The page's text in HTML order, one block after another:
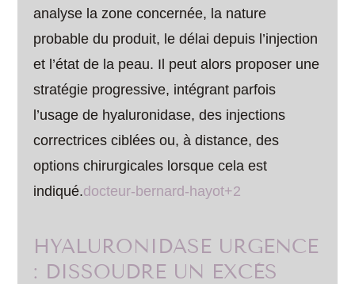
analyse la zone concernée, la nature
probable du produit, le délai depuis l’injection
et l’état de la peau. Il peut alors proposer une
stratégie progressive, intégrant parfois
l’usage de hyaluronidase, des injections
correctrices ciblées ou, à distance, des
options chirurgicales lorsque cela est
indiqué.docteur-bernard-hayot+2
HYALURONIDASE URGENCE
: DISSOUDRE UN EXCÈS